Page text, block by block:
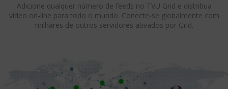
Adicione qualquer número de feeds no TVU Grid e distribua
vídeo on-line para todo o mundo. Conecte-se globalmente com
milhares de outros servidores ativados por Grid.